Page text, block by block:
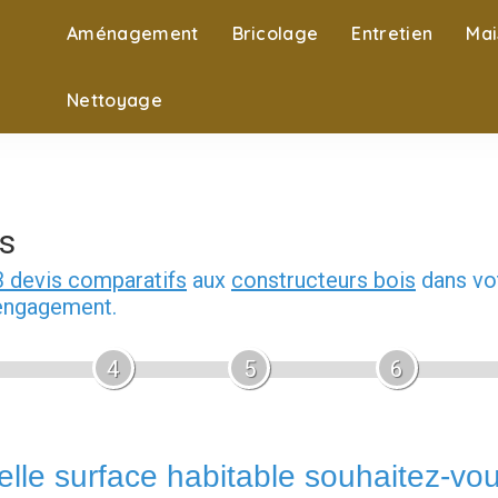
Aménagement Bricolage Entretien
Nettoyage
devis comparatifs aux constructeurs bois dans
4 5 6
surface habitable souhaitez-